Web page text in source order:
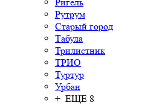
Рутрум
Старый город
Табула
Трилистник
ТРИО
Туртур
Урбан
+ ЕЩЕ 8